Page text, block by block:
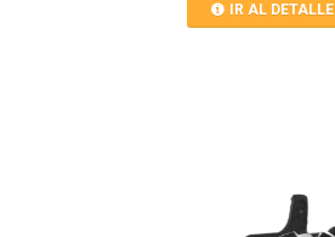
IR AL DETALLE